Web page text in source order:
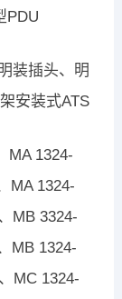
PDU
装插头、明
安装式ATS
MA 1324-
MA 1324-
MB 3324-
MB 1324-
MC 1324-